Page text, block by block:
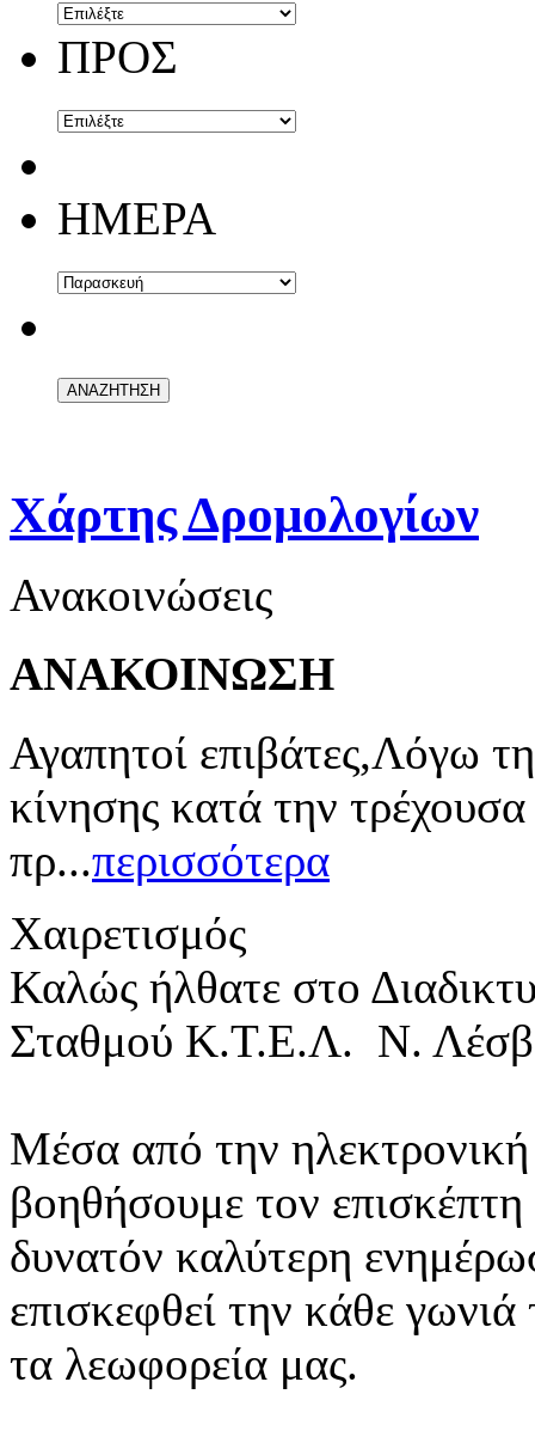
ΠΡΟΣ
ΗΜΕΡΑ
Χάρτης Δρομολογίων
Ανακοινώσεις
ΑΝΑΚΟΙΝΩΣΗ
Αγαπητοί επιβάτες,Λόγω
κίνησης κατά την
πρ...περισσότερα
Χαιρετισμός
Καλώς ήλθατε στο
Σταθμού Κ.Τ.Ε.Λ. Ν.
Μέσα από την ηλεκτρονική
βοηθήσουμε τον
δυνατόν καλύτερη
επισκεφθεί την κάθε
τα λεωφορεία μας.